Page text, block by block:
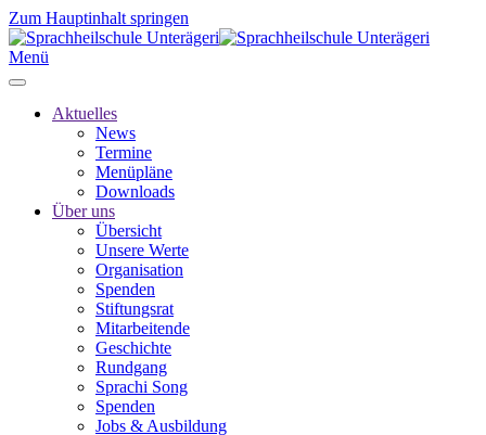
Zum Hauptinhalt springen
Menü
Aktuelles
News
Termine
Menüpläne
Downloads
Über uns
Übersicht
Unsere Werte
Organisation
Spenden
Stiftungsrat
Mitarbeitende
Geschichte
Rundgang
Sprachi Song
Spenden
Jobs & Ausbildung